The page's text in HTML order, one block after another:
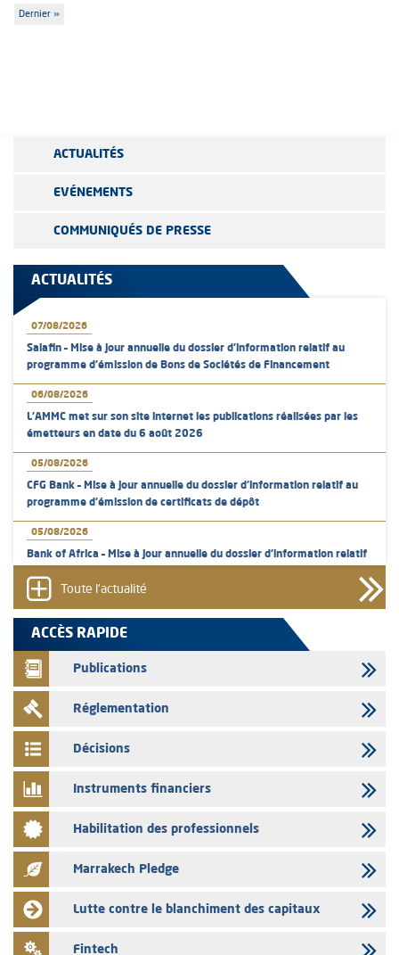
Dernière
Dernier »
ACTUALITÉS
EVÉNEMENTS
COMMUNIQUÉS DE PRESSE
ACTUALITÉS
07/08/2026
Salafin – Mise à jour annuelle du dossier d’information relatif au
programme d'émission de Bons de Sociétés de Financement
06/08/2026
L’AMMC met sur son site internet les publications réalisées par les
émetteurs en date du 6 août 2026
05/08/2026
CFG Bank – Mise à jour annuelle du dossier d’information relatif au
programme d'émission de certificats de dépôt
05/08/2026
Bank of Africa – Mise à jour annuelle du dossier d’information relatif
05/08/2026
L’AMMC met sur son site internet les publications réalisées par les
émetteurs en date du 5 août 2026
04/08/2026
L’AMMC met sur son site internet les publications réalisées par les
émetteurs en date du 4 août 2026
Saham Bank – Mise à jour annuelle du dossier d’information relatif au
03/08/2026
L’AMMC met sur son site internet les publications réalisées par les
émetteurs en date du 3 août 2026
03/08/2026
Liste des agréments et visas d'OPCVM accordés par l'AMMC pour le
mois de juillet 2026
03/08/2026
Toute l'actualité
ACCÈS RAPIDE
Publications
Réglementation
Décisions
Instruments financiers
Habilitation des professionnels
Marrakech Pledge
Lutte contre le blanchiment des capitaux
Fintech